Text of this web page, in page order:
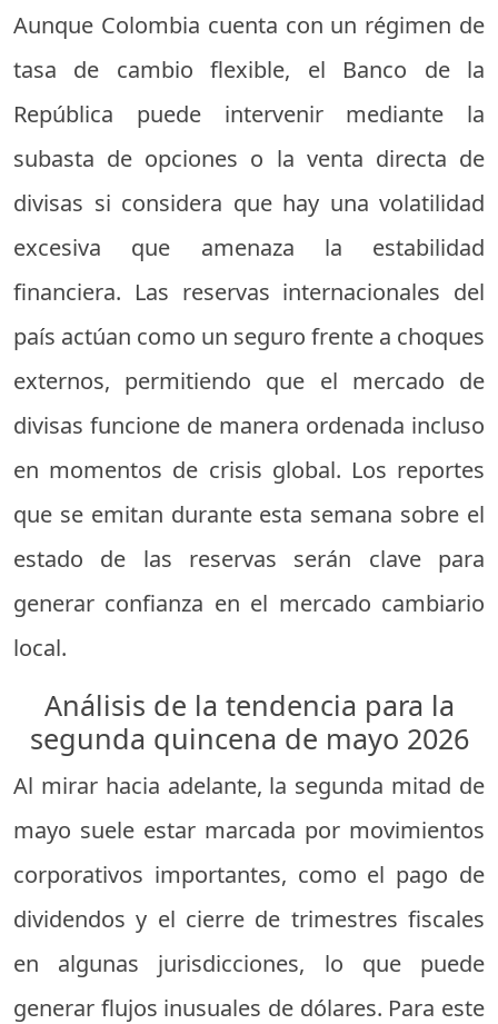
Aunque Colombia cuenta con un régimen de
tasa de cambio flexible, el Banco de la
República puede intervenir mediante la
subasta de opciones o la venta directa de
divisas si considera que hay una volatilidad
excesiva que amenaza la estabilidad
financiera. Las reservas internacionales del
país actúan como un seguro frente a choques
externos, permitiendo que el mercado de
divisas funcione de manera ordenada incluso
en momentos de crisis global. Los reportes
que se emitan durante esta semana sobre el
estado de las reservas serán clave para
generar confianza en el mercado cambiario
local.
Análisis de la tendencia para la
segunda quincena de mayo 2026
Al mirar hacia adelante, la segunda mitad de
mayo suele estar marcada por movimientos
corporativos importantes, como el pago de
dividendos y el cierre de trimestres fiscales
en algunas jurisdicciones, lo que puede
generar flujos inusuales de dólares. Para este